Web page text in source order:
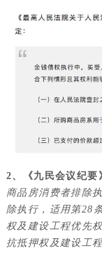
2、 《九民会议纪要
商品房消费者排除
除执行，适用第28
权及建设工程优先
抗抵押权及建设工